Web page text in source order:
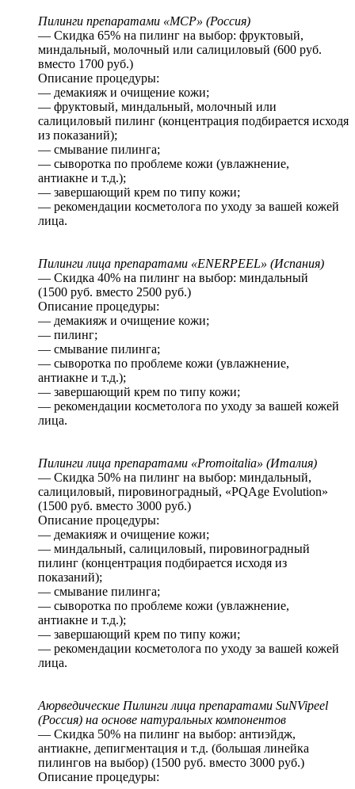
Пилинги препаратами «MCP» (Россия)
— Скидка 65% на пилинг на выбор: фруктовый,
миндальный, молочный или салициловый (600 руб.
вместо 1700 руб.)
Описание процедуры:
— демакияж и очищение кожи;
— фруктовый, миндальный, молочный или
салициловый пилинг (концентрация подбирается исходя
из показаний);
— смывание пилинга;
— сыворотка по проблеме кожи (увлажнение,
антиакне и т.д.);
— завершающий крем по типу кожи;
— рекомендации косметолога по уходу за вашей кожей
лица.
Пилинги лица препаратами «ENERPEEL» (Испания)
— Скидка 40% на пилинг на выбор: миндальный
(1500 руб. вместо 2500 руб.)
Описание процедуры:
— демакияж и очищение кожи;
— пилинг;
— смывание пилинга;
— сыворотка по проблеме кожи (увлажнение,
антиакне и т.д.);
— завершающий крем по типу кожи;
— рекомендации косметолога по уходу за вашей кожей
лица.
Пилинги лица препаратами «Promoitalia» (Италия)
— Скидка 50% на пилинг на выбор: миндальный,
салициловый, пировиноградный, «PQAge Evolution»
(1500 руб. вместо 3000 руб.)
Описание процедуры:
— демакияж и очищение кожи;
— миндальный, салициловый, пировиноградный
пилинг (концентрация подбирается исходя из
показаний);
— смывание пилинга;
— сыворотка по проблеме кожи (увлажнение,
антиакне и т.д.);
— завершающий крем по типу кожи;
— рекомендации косметолога по уходу за вашей кожей
лица.
Аюрведические Пилинги лица препаратами SuNVipeel
(Россия) на основе натуральных компонентов
— Скидка 50% на пилинг на выбор: антиэйдж,
антиакне, депигментация и т.д. (большая линейка
пилингов на выбор) (1500 руб. вместо 3000 руб.)
Описание процедуры: